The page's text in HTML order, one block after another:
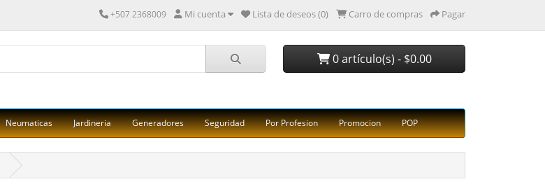
+507 2368009 Mi cuenta Lista de deseos (0) Carro de compras Pagar
0 artículo(s) - $0.00
Neumaticas Jardineria Generadores Seguridad Por Profesion Promocion POP